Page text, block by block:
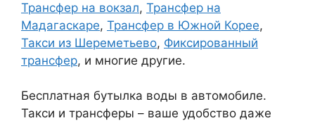
Трансфер на вокзал, Трансфер на
Мадагаскаре, Трансфер в Южной Корее,
Такси из Шереметьево, Фиксированный
трансфер, и многие другие.
Бесплатная бутылка воды в автомобиле.
Такси и трансферы – ваше удобство даже